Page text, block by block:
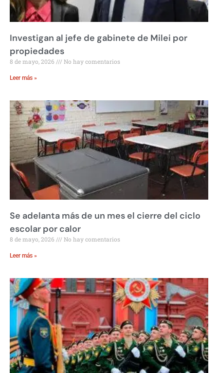
Investigan al jefe de gabinete de Milei por
propiedades
8 de mayo, 2026 No hay comentarios
Leer más »
Se adelanta más de un mes el cierre del ciclo
escolar por calor
8 de mayo, 2026 No hay comentarios
Leer más »